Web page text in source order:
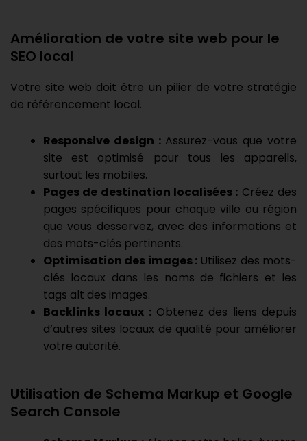
Amélioration de votre site web pour le
SEO local
Votre site web doit être un pilier de votre stratégie
de référencement local.
Responsive design :Assurez-vous que votre
site est optimisé pour tous les appareils,
surtout les mobiles.
Pages de destination localisées : Créez des
pages spécifiques pour chaque ville ou région
que vous desservez, avec des informations et
des mots-clés pertinents.
Optimisation des images : Utilisez des mots-
clés locaux dans les noms de fichiers et les
tags alt des images.
Backlinks locaux :Obtenez des liens depuis
d’autres sites locaux de qualité pour améliorer
votre autorité.
Utilisation de Schema Markup et Google
Search Console